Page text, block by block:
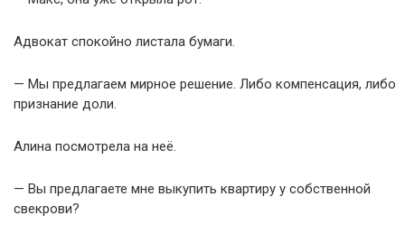
Адвокат спокойно листала бумаги.
— Мы предлагаем мирное решение. Либо компенсация, либо
признание доли.
Алина посмотрела на неё.
— Вы предлагаете мне выкупить квартиру у собственной
свекрови?